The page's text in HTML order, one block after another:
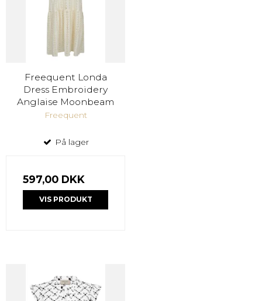
Freequent Londa
Dress Embroidery
Anglaise Moonbeam
Freequent
På lager
597,00 DKK
VIS PRODUKT